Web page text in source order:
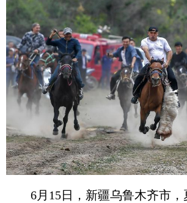
6月15日，新疆乌鲁木齐市，